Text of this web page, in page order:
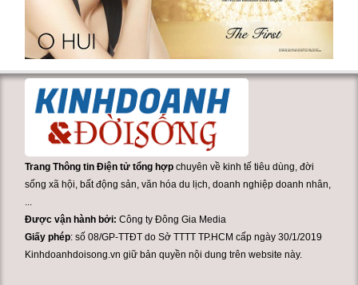
Trang Thông tin Điện tử tổng hợp chuyên về kinh tế tiêu dùng, đời
sống xã hội, bất động sản, văn hóa du lịch, doanh nghiệp doanh nhân,
...
Được vận hành bởi:Công ty Đông Gia Media
Giấy phép: số 08/GP-TTĐT do Sở TTTT TP.HCM cấp ngày 30/1/2019
Kinhdoanhdoisong.vn giữ bản quyền nội dung trên website này.